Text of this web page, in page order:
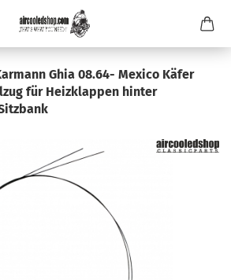
Ghia 08.64- Mexico Käfer
für Heizklappen hinter